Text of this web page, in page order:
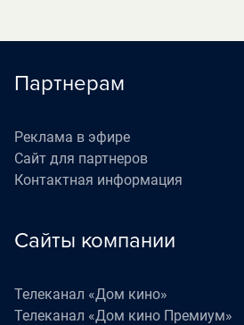
Партнерам
Реклама в эфире
Сайт для партнеров
Контактная информация
Сайты компании
Телеканал «Дом кино»
Телеканал «Дом кино Премиум»